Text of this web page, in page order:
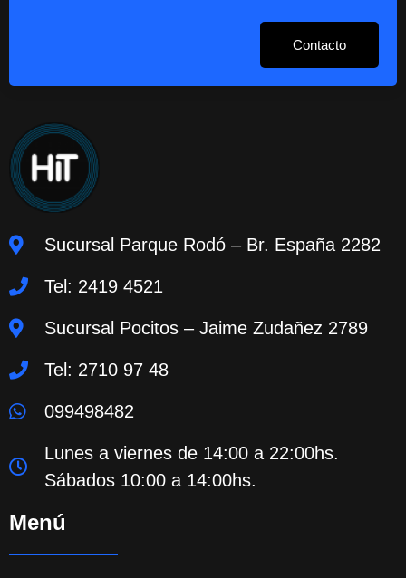
Contacto
Sucursal Parque Rodó – Br. España 2282
Tel: 2419 4521
Sucursal Pocitos – Jaime Zudañez 2789
Tel: 2710 97 48
099498482
Lunes a viernes de 14:00 a 22:00hs.
Sábados 10:00 a 14:00hs.
Menú